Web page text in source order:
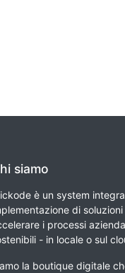
siamo
è un system
di
i processi
- in locale o sul
la boutique digitale